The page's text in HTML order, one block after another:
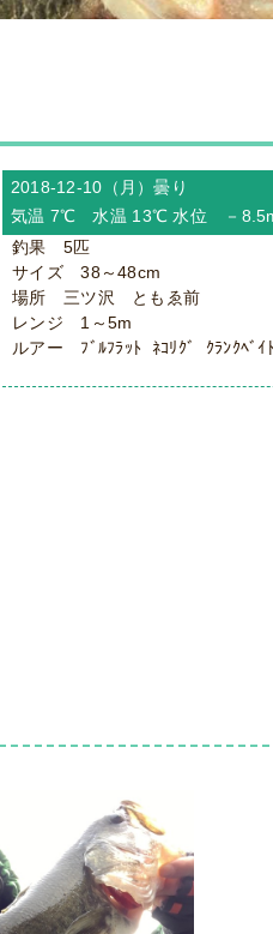
2018-12-10（月）曇り
気温 7℃ 水温 13℃ 水位 －
釣果 5匹
サイズ 38～48cm
場所 三ツ沢 ともゑ前
レンジ 1～5m
ルアー ﾌﾞﾙﾌﾗｯﾄ ﾈｺﾘｸﾞ ｸﾗﾝｸﾍﾞｲﾄ